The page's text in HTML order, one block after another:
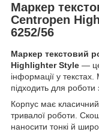
Маркер
Centropen
6252/56
Маркер текстовий
Highlighter Style —
інформації у
підходить для
Корпус має
тривалої роботи.
наносити тонкі й